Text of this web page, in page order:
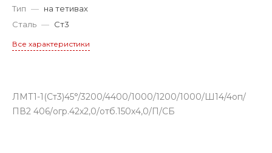
Тип — на тетивах
Сталь — Ст3
Все характеристики
ЛМТ1-1(Ст3)45°/3200/4400/1000/1200/1000/Ш14/4оп/
ПВ2 406/огр.42х2,0/отб.150х4,0/П/СБ